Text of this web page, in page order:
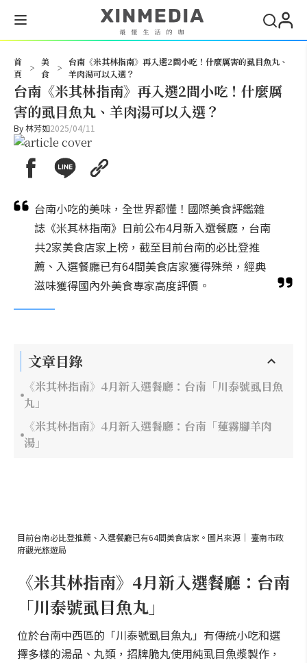
首
頁
>
美
食
>
台南《米其林指南》再入選2間小吃！什麼厲害的虱目魚丸、
羊肉湯可以入選？
台南《米其林指南》再入選2間小吃！什麼厲
害的虱目魚丸、羊肉湯可以入選？
By林芳如2025/04/11
台南小吃的美味，全世界都懂！國際美食評鑑雜
誌《米其林指南》日前公布4月新入選餐廳，台南
共2家美食店家上榜，截至目前台南的必比登推
薦、入選餐廳已有64間美食店家獲得殊榮，經典
滋味獲得國內外美食專家高度評價。
文章目錄
《米其林指南》4月新入選餐廳：台南「川泰號虱目魚
丸」
《米其林指南》4月新入選餐廳：台南「蓮霧腳羊肉
湯」
目前台南必比登推薦、入選餐廳已有64間美食店家。圖片來源｜ 臺南市政
府觀光旅遊局
《米其林指南》4月新入選餐廳：台南
「川泰號虱目魚丸」
位於台南中西區的「川泰號虱目魚丸」有傳統小吃和選
擇多樣的湯品、丸類，招牌脆丸使用純虱目魚漿製作，